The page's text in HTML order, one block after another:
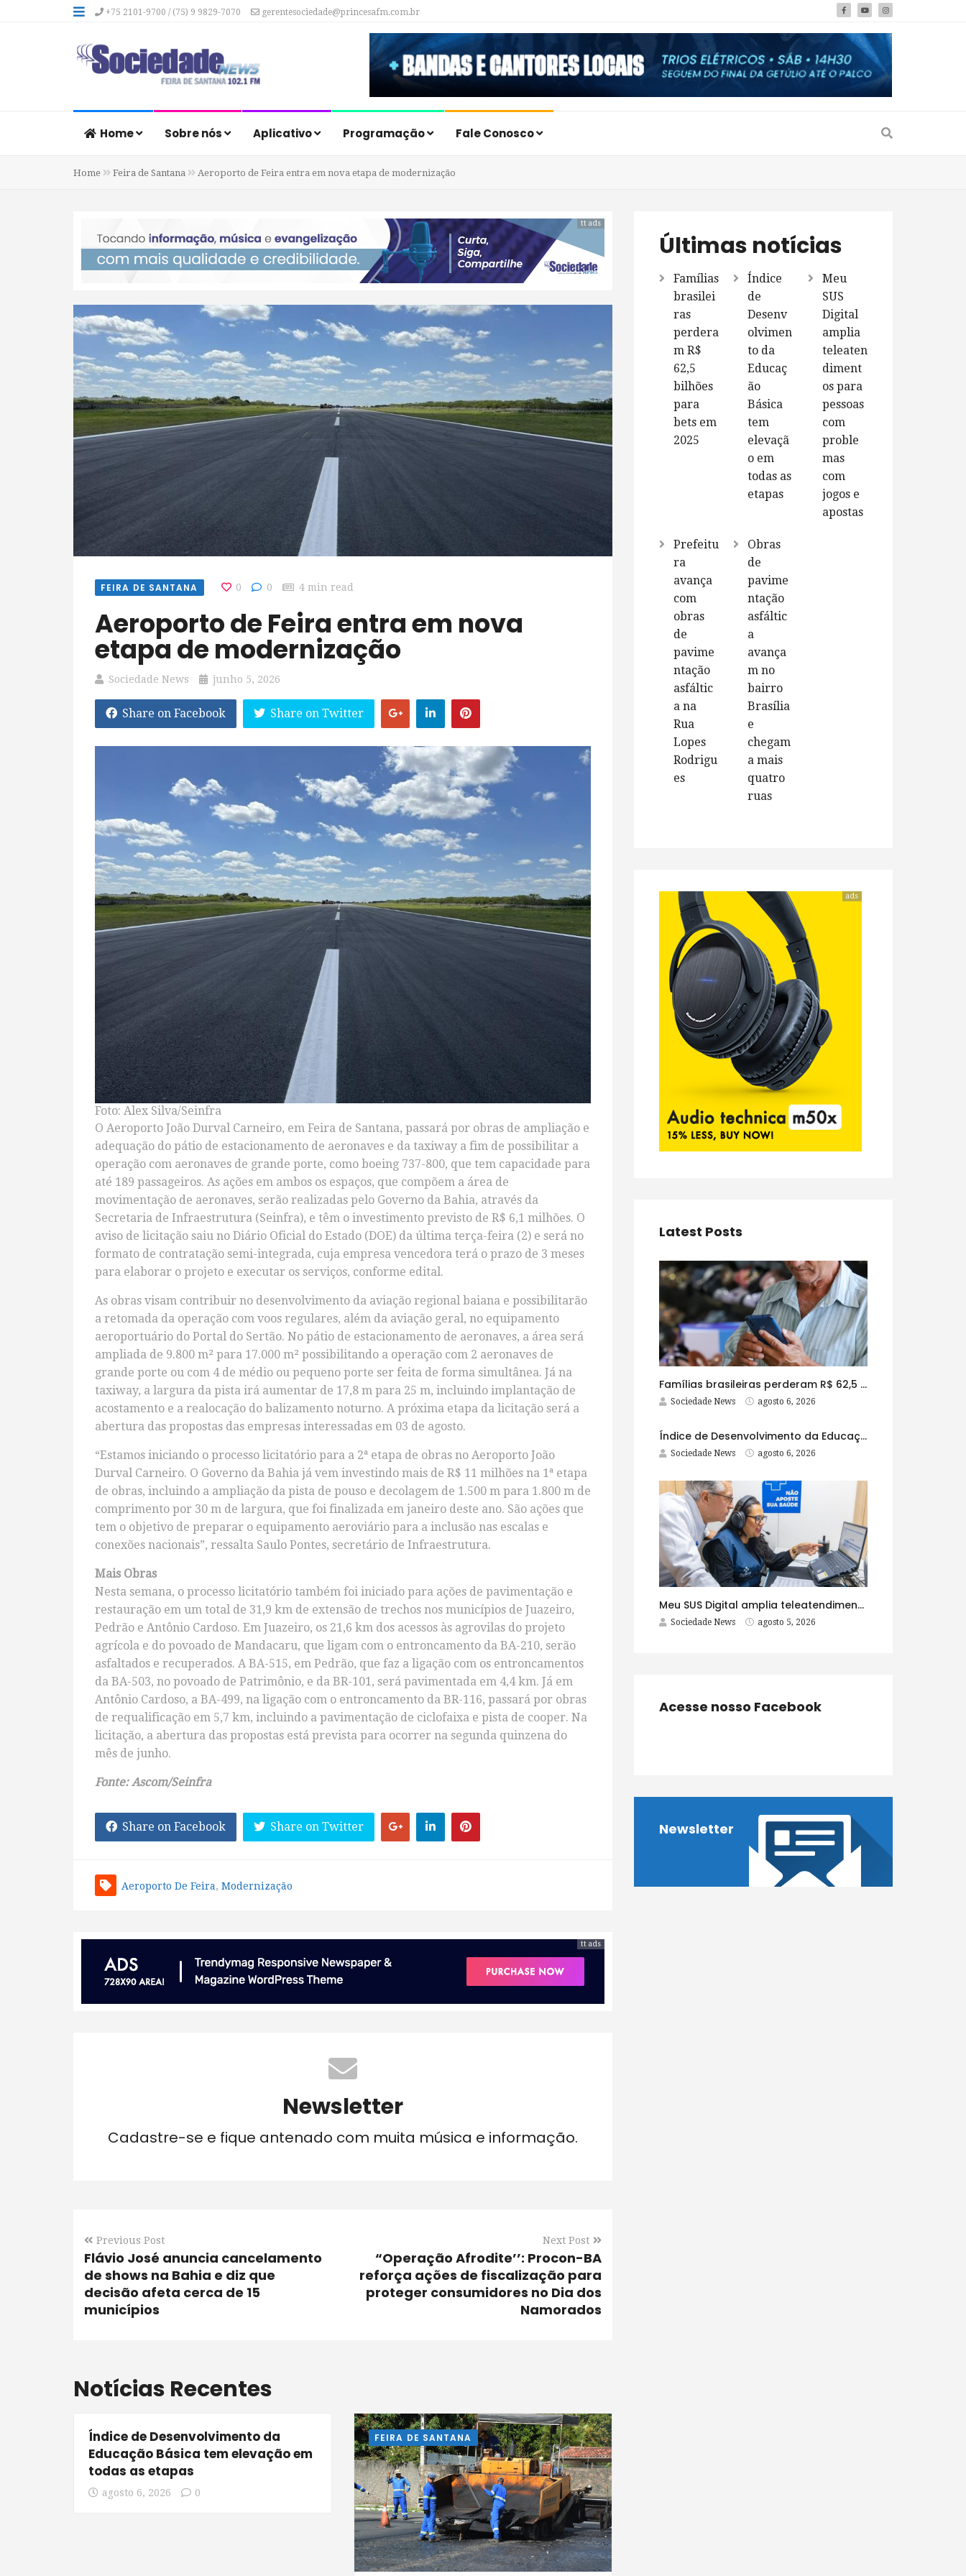
+75 2101-9700 / (75) 9 9829-7070 gerentesociedade@princesafm.com.br
Home Sobre nós Aplicativo Programação Fale Conosco
Home Feira de Santana Aeroporto de Feira entra em nova etapa de modernização
tt ads
FEIRA DE SANTANA 0 0 4 min read
Aeroporto de Feira entra em nova
etapa de modernização
Sociedade News junho 5, 2026
Share on Facebook Share on Twitter
Foto: Alex Silva/Seinfra
O Aeroporto João Durval Carneiro, em Feira de Santana, passará por obras de ampliação e
adequação do pátio de estacionamento de aeronaves e da taxiway a fim de possibilitar a
operação com aeronaves de grande porte, como boeing 737-800, que tem capacidade para
até 189 passageiros. As ações em ambos os espaços, que compõem a área de
movimentação de aeronaves, serão realizadas pelo Governo da Bahia, através da
Secretaria de Infraestrutura (Seinfra), e têm o investimento previsto de R$ 6,1 milhões. O
aviso de licitação saiu no Diário Oficial do Estado (DOE) da última terça-feira (2) e será no
formato de contratação semi-integrada, cuja empresa vencedora terá o prazo de 3 meses
para elaborar o projeto e executar os serviços, conforme edital.
As obras visam contribuir no desenvolvimento da aviação regional baiana e possibilitarão
a retomada da operação com voos regulares, além da aviação geral, no equipamento
aeroportuário do Portal do Sertão. No pátio de estacionamento de aeronaves, a área será
ampliada de 9.800 m² para 17.000 m² possibilitando a operação com 2 aeronaves de
grande porte ou com 4 de médio ou pequeno porte ser feita de forma simultânea. Já na
taxiway, a largura da pista irá aumentar de 17,8 m para 25 m, incluindo implantação de
acostamento e a realocação do balizamento noturno. A próxima etapa da licitação será a
abertura das propostas das empresas interessadas em 03 de agosto.
“Estamos iniciando o processo licitatório para a 2ª etapa de obras no Aeroporto João
Durval Carneiro. O Governo da Bahia já vem investindo mais de R$ 11 milhões na 1ª etapa
de obras, incluindo a ampliação da pista de pouso e decolagem de 1.500 m para 1.800 m de
comprimento por 30 m de largura, que foi finalizada em janeiro deste ano. São ações que
tem o objetivo de preparar o equipamento aeroviário para a inclusão nas escalas e
conexões nacionais”, ressalta Saulo Pontes, secretário de Infraestrutura.
Mais Obras
Nesta semana, o processo licitatório também foi iniciado para ações de pavimentação e
restauração em um total de 31,9 km de extensão de trechos nos municípios de Juazeiro,
Pedrão e Antônio Cardoso. Em Juazeiro, os 21,6 km dos acessos às agrovilas do projeto
agrícola e do povoado de Mandacaru, que ligam com o entroncamento da BA-210, serão
asfaltados e recuperados. A BA-515, em Pedrão, que faz a ligação com os entroncamentos
da BA-503, no povoado de Patrimônio, e da BR-101, será pavimentada em 4,4 km. Já em
Antônio Cardoso, a BA-499, na ligação com o entroncamento da BR-116, passará por obras
de requalificação em 5,7 km, incluindo a pavimentação de ciclofaixa e pista de cooper. Na
licitação, a abertura das propostas está prevista para ocorrer na segunda quinzena do
mês de junho.
Fonte: Ascom/Seinfra
Share on Facebook Share on Twitter
Aeroporto De Feira, Modernização
tt ads
Newsletter
Cadastre-se e fique antenado com muita música e informação.
Previous Post
Flávio José anuncia cancelamento
de shows na Bahia e diz que
decisão afeta cerca de 15
municípios
Next Post
“Operação Afrodite’’: Procon-BA
reforça ações de fiscalização para
proteger consumidores no Dia dos
Namorados
Notícias Recentes
Índice de Desenvolvimento da
Educação Básica tem elevação em
todas as etapas
agosto 6, 2026 0
FEIRA DE SANTANA
Últimas notícias
Famílias
brasilei
ras
perdera
m R$
62,5
bilhões
para
bets em
2025
Índice
de
Desenv
olvimen
to da
Educaç
ão
Básica
tem
elevaçã
o em
todas as
etapas
Meu
SUS
Digital
amplia
teleaten
diment
os para
pessoas
com
proble
mas
com
jogos e
apostas
Prefeitu
ra
avança
com
obras
de
pavime
ntação
asfáltic
a na
Rua
Lopes
Rodrigu
es
Obras
de
pavime
ntação
asfáltic
a
avança
m no
bairro
Brasília
e
chegam
a mais
quatro
ruas
ads
Latest Posts
Famílias brasileiras perderam R$ 62,5 bilhões para bets em 2025
Sociedade News agosto 6, 2026
Índice de Desenvolvimento da Educação Básica tem elevação em todas as etapas
Sociedade News agosto 6, 2026
Meu SUS Digital amplia teleatendimentos para pessoas com problemas com jogos e apostas
Sociedade News agosto 5, 2026
Acesse nosso Facebook
Newsletter